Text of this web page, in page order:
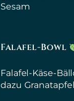
Sesam
Falafel-Bowl
Falafel-Käse-
dazu